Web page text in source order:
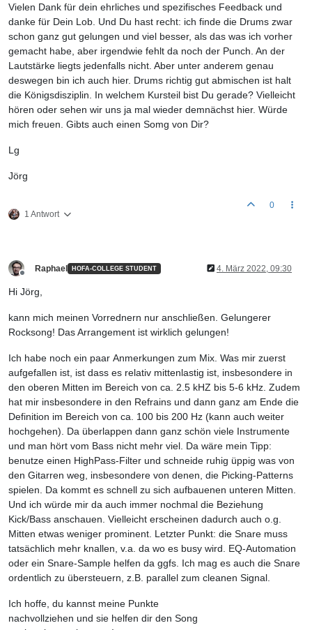
Vielen Dank für dein ehrliches und spezifisches Feedback und
danke für Dein Lob. Und Du hast recht: ich finde die Drums zwar
schon ganz gut gelungen und viel besser, als das was ich vorher
gemacht habe, aber irgendwie fehlt da noch der Punch. An der
Lautstärke liegts jedenfalls nicht. Aber unter anderem genau
deswegen bin ich auch hier. Drums richtig gut abmischen ist halt
die Königsdisziplin. In welchem Kursteil bist Du gerade? Vielleicht
hören oder sehen wir uns ja mal wieder demnächst hier. Würde
mich freuen. Gibts auch einen Somg von Dir?
Lg
Jörg
1 Antwort
0
Raphael HOFA-COLLEGE STUDENT 4. März 2022, 09:30
Hi Jörg,
kann mich meinen Vorrednern nur anschließen. Gelungerer
Rocksong! Das Arrangement ist wirklich gelungen!
Ich habe noch ein paar Anmerkungen zum Mix. Was mir zuerst
aufgefallen ist, ist dass es relativ mittenlastig ist, insbesondere in
den oberen Mitten im Bereich von ca. 2.5 kHZ bis 5-6 kHz. Zudem
hat mir insbesondere in den Refrains und dann ganz am Ende die
Definition im Bereich von ca. 100 bis 200 Hz (kann auch weiter
hochgehen). Da überlappen dann ganz schön viele Instrumente
und man hört vom Bass nicht mehr viel. Da wäre mein Tipp:
benutze einen HighPass-Filter und schneide ruhig üppig was von
den Gitarren weg, insbesondere von denen, die Picking-Patterns
spielen. Da kommt es schnell zu sich aufbauenen unteren Mitten.
Und ich würde mir da auch immer nochmal die Beziehung
Kick/Bass anschauen. Vielleicht erscheinen dadurch auch o.g.
Mitten etwas weniger prominent. Letzter Punkt: die Snare muss
tatsächlich mehr knallen, v.a. da wo es busy wird. EQ-Automation
oder ein Snare-Sample helfen da ggfs. Ich mag es auch die Snare
ordentlich zu übersteuern, z.B. parallel zum cleanen Signal.
Ich hoffe, du kannst meine Punkte
nachvollziehen und sie helfen dir den Song